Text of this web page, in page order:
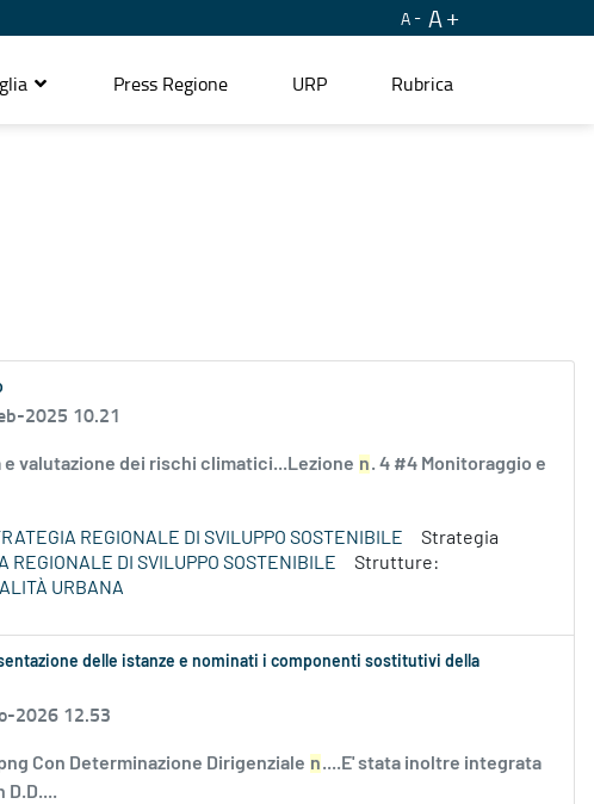
A A
Press Regione URP Rubrica
2025 10.21
valutazione dei rischi climatici...Lezione n. 4 #4 Monitoraggio e
REGIONALE DI SVILUPPO SOSTENIBILE
Strategia
REGIONALE DI SVILUPPO SOSTENIBILE
Strutture:
URBANA
delle istanze e nominati i componenti sostitutivi della
2026 12.53
Con Determinazione Dirigenziale n....E' stata inoltre integrata
D.D....